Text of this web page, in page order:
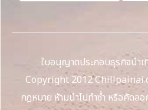
ใบอนุญาตประกอบธุรกิจนำเ
Copyright 2012
กฎหมาย ห้ามนำไปทำซ้ำ หรือคัดล